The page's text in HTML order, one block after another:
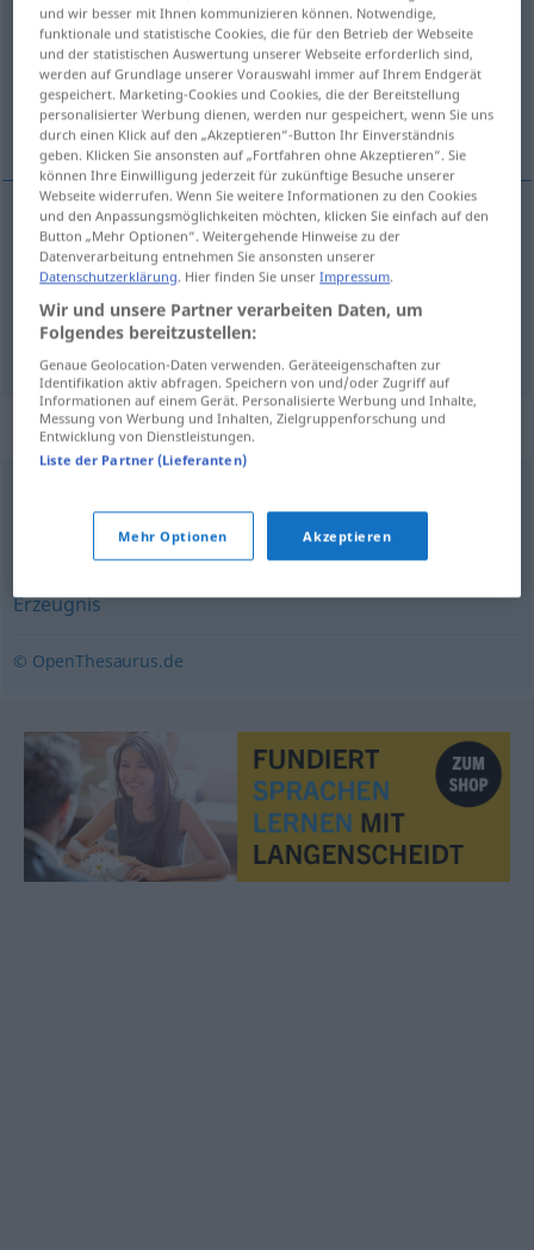
Übersicht aller Übersetzungen
(Für mehr Details die Übersetzung anklicken/antippen)
waar, koopwaar
waar Ware
koopwaar Ware Kaufwarea.
Synonyme für "Ware"
Gegenstand,Artikel
Fabrikat,Arbeit (= Produkt),Produkt,Gut
Erzeugnis
© OpenThesaurus.de
und wir besser mit Ihnen kommunizieren können. Notwendige,
funktionale und statistische Cookies, die für den Betrieb der Webseite
und der statistischen Auswertung unserer Webseite erforderlich sind,
werden auf Grundlage unserer Vorauswahl immer auf Ihrem Endgerät
gespeichert. Marketing-Cookies und Cookies, die der Bereitstellung
personalisierter Werbung dienen, werden nur gespeichert, wenn Sie uns
durch einen Klick auf den „Akzeptieren“-Button Ihr Einverständnis
geben. Klicken Sie ansonsten auf „Fortfahren ohne Akzeptieren“. Sie
können Ihre Einwilligung jederzeit für zukünftige Besuche unserer
Webseite widerrufen. Wenn Sie weitere Informationen zu den Cookies
und den Anpassungsmöglichkeiten möchten, klicken Sie einfach auf den
Button „Mehr Optionen“. Weitergehende Hinweise zu der
Datenverarbeitung entnehmen Sie ansonsten unserer
Datenschutzerklärung. Hier finden Sie unserImpressum.
Wir und unsere Partner verarbeiten Daten, um
Folgendes bereitzustellen:
Genaue Geolocation-Daten verwenden. Geräteeigenschaften zur
Identifikation aktiv abfragen. Speichern von und/oder Zugriff auf
Informationen auf einem Gerät. Personalisierte Werbung und Inhalte,
Messung von Werbung und Inhalten, Zielgruppenforschung und
Entwicklung von Dienstleistungen.
Liste der Partner (Lieferanten)
Mehr Optionen Akzeptieren